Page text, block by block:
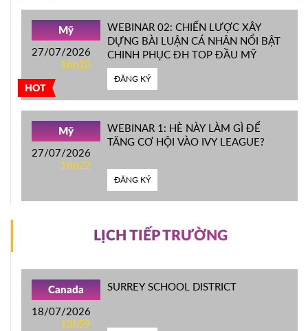
HOT
Mỹ
27/07/2026
16h10
WEBINAR 02: CHIẾN LƯỢC XÂY
DỰNG BÀI LUẬN CÁ NHÂN NỔI BẬT
CHINH PHỤC ĐH TOP ĐẦU MỸ
ĐĂNG KÝ
Mỹ
27/07/2026
16h22
WEBINAR 1: HÈ NÀY LÀM GÌ ĐỂ
TĂNG CƠ HỘI VÀO IVY LEAGUE?
ĐĂNG KÝ
LỊCH TIẾP TRƯỜNG
Canada
18/07/2026
13h59
SURREY SCHOOL DISTRICT